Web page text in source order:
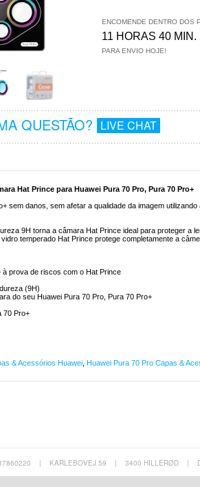
ENCOMENDE DENTRO DOS
11 HORAS 40 MIN.
PARA ENVIO HOJE!
QUESTÃO? LIVE CHAT
Hat Prince para Huawei Pura 70 Pro, Pura 70 Pro+
sem danos, sem afetar a qualidade da imagem
9H torna a câmara Hat Prince ideal para proteger a
temperado Hat Prince protege completamente a
prova de riscos com o Hat Prince
(9H)
do seu Huawei Pura 70 Pro, Pura 70 Pro+
70 Pro+
& Acessórios Huawei Huawei Pura 70 Pro Capas &
| KARLEBOVEJ 59 | 3400 HILLERØD |